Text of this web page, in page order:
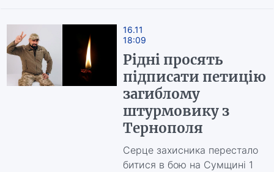
16.11
18:09
Рідні просять
підписати петицію
загиблому
штурмовику з
Тернополя
Серце захисника перестало
битися в бою на Сумщині 1